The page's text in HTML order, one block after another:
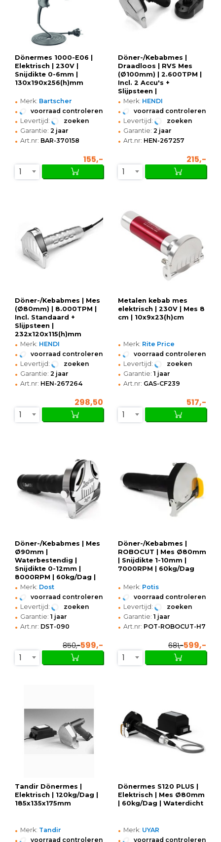
Dönermes 1000-E06 |
Elektrisch | 230V |
Snijdikte 0-6mm |
130x190x256(h)mm
• Merk: Bartscher
• voorraad controleren
• Levertijd: zoeken
• Garantie: 2 jaar
• Art.nr: BAR-370158
155,-
1
Döner-/Kebabmes |
Draadloos | RVS Mes
(Ø100mm) | 2.600TPM |
Incl. 2 Accu's +
Slijpsteen |
199x152x184(h)mm
• Merk: HENDI
• voorraad controleren
• Levertijd: zoeken
• Garantie: 2 jaar
• Art.nr: HEN-267257
215,-
1
Döner-/Kebabmes | Mes
(Ø80mm) | 8.000TPM |
Incl. Standaard +
Slijpsteen |
232x120x115(h)mm
• Merk: HENDI
• voorraad controleren
• Levertijd: zoeken
• Garantie: 2 jaar
• Art.nr: HEN-267264
298,50
1
Metalen kebab mes
elektrisch | 230V | Mes 8
cm | 10x9x23(h)cm
• Merk: Rite Price
• voorraad controleren
• Levertijd: zoeken
• Garantie: 1 jaar
• Art.nr: GAS-CF239
517,-
1
Döner-/Kebabmes | Mes
Ø90mm |
Waterbestendig |
Snijdikte 0-12mm |
8000RPM | 60kg/Dag |
Waterdicht
• Merk: Dost
• voorraad controleren
• Levertijd: zoeken
• Garantie: 1 jaar
• Art.nr: DST-090
850,-599,-
1
Döner-/Kebabmes |
ROBOCUT | Mes Ø80mm
| Snijdikte 1-10mm |
7000RPM | 60kg/Dag
• Merk: Potis
• voorraad controleren
• Levertijd: zoeken
• Garantie: 1 jaar
• Art.nr: POT-ROBOCUT-H7000
681,-599,-
1
Tandir Dönermes |
Elektrisch | 120kg/Dag |
185x135x175mm
• Merk: Tandir
voorraad controleren
Dönermes S120 PLUS |
Elektrisch | Mes Ø80mm
| 60kg/Dag | Waterdicht
• Merk: UYAR
voorraad controleren